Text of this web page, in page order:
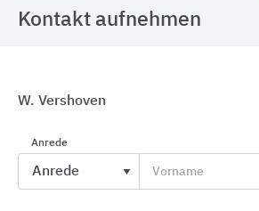
Gebäudesystemtechnik KNX
Kontakt aufnehmen
W. Vershoven
Anrede
Vorname